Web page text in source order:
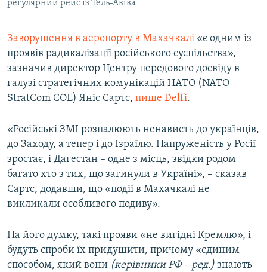
Усі сайти RFE/RL
регулярний рейс із Тель-Авіва
Заворушення в аеропорту в Махачкалі «є одним із
проявів радикалізації російського суспільства»,
зазначив директор Центру передового досвіду в
галузі стратегічних комунікацій НАТО (NATO
StratCom COE) Яніс Сартс, пише Delfi.
«Російські ЗМІ розпалюють ненависть до українців,
до Заходу, а тепер і до Ізраїлю. Напруженість у Росії
зростає, і Дагестан – одне з місць, звідки родом
багато хто з тих, що загинули в Україні», – сказав
Сартс, додавши, що «події в Махачкалі не
викликали особливого подиву».
На його думку, такі прояви «не вигідні Кремлю», і
будуть спроби їх придушити, причому «єдиним
способом, який вони (керівники РФ – ред.) знають –